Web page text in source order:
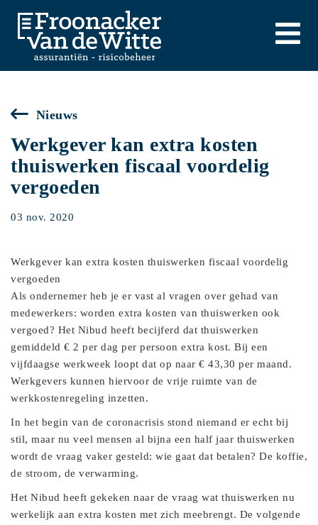
Nieuws
Werkgever kan extra kosten
thuiswerken fiscaal voordelig
vergoeden
03 nov. 2020
Werkgever kan extra kosten thuiswerken fiscaal voordelig
vergoeden
Als ondernemer heb je er vast al vragen over gehad van
medewerkers: worden extra kosten van thuiswerken ook
vergoed? Het Nibud heeft becijferd dat thuiswerken
gemiddeld € 2 per dag per persoon extra kost. Bij een
vijfdaagse werkweek loopt dat op naar € 43,30 per maand.
Werkgevers kunnen hiervoor de vrije ruimte van de
werkkostenregeling inzetten.
In het begin van de coronacrisis stond niemand er echt bij
stil, maar nu veel mensen al bijna een half jaar thuiswerken
wordt de vraag vaker gesteld: wie gaat dat betalen? De koffie,
de stroom, de verwarming.
Het Nibud heeft gekeken naar de vraag wat thuiswerken nu
werkelijk aan extra kosten met zich meebrengt. De volgende